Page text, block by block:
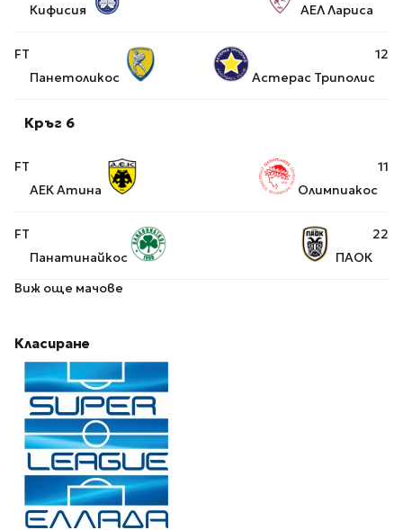
Кифисия
АЕЛ Лариса
FT
Панетоликос
Астерас Триполис
12
Кръг 6
FT
АЕК Атина
Олимпиакос
11
FT
Панатинайкос
ПАОК
22
Виж още мачове
Класиране